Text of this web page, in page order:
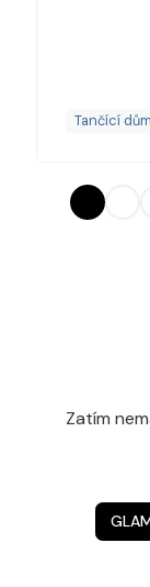
Tančící dům
Zatím